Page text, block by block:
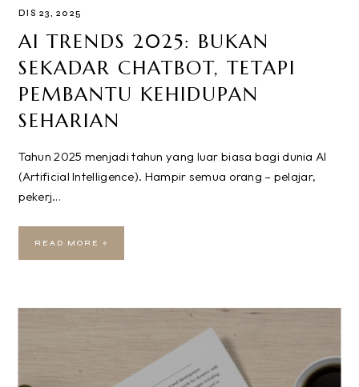
DIS 23, 2025
AI TRENDS 2025: BUKAN
SEKADAR CHATBOT, TETAPI
PEMBANTU KEHIDUPAN
SEHARIAN
Tahun 2025 menjadi tahun yang luar biasa bagi dunia AI
(Artificial Intelligence). Hampir semua orang – pelajar,
pekerj…
READ MORE »